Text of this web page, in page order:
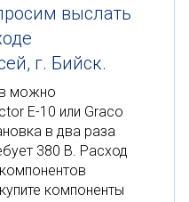
выслать
г. Бийск.
можно
E-10 или Graco
в два раза
380 В. Расход
компоненты